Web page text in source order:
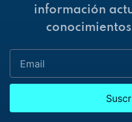
información